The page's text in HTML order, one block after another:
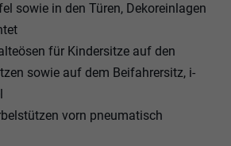
sowie in den Türen, Dekoreinlagen
für Kindersitze auf den
sowie auf dem Beifahrersitz, i-
vorn pneumatisch